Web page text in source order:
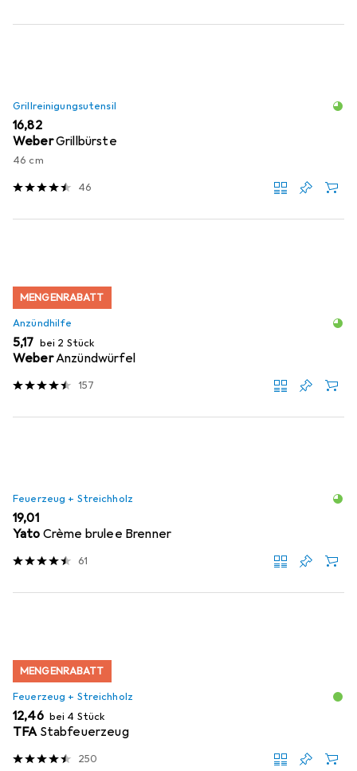
Grillreinigungsutensil
EUR
16,82
WeberGrillbürste
46 cm
46
MENGENRABATT
Anzündhilfe
EUR
5,17 bei 2 Stück
WeberAnzündwürfel
157
Feuerzeug + Streichholz
EUR
19,01
Yato Crème brulee Brenner
61
MENGENRABATT
Feuerzeug + Streichholz
EUR
12,46 bei 4 Stück
TFA Stabfeuerzeug
250